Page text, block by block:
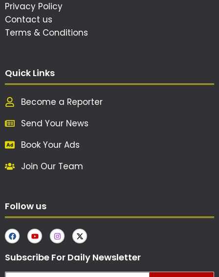
Privacy Policy
Contact us
Terms & Conditions
Quick Links
Become a Reporter
Send Your News
Book Your Ads
Join Our Team
Follow us
Subscribe For Daily Newsletter